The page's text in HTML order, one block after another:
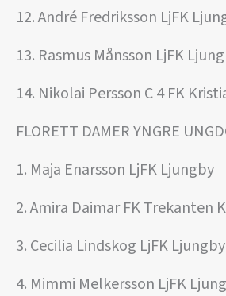
12. André Fredriksson LjFK
13. Rasmus Månsson LjFK
14. Nikolai Persson C 4 FK
FLORETT DAMER YNGRE
1. Maja Enarsson LjFK Ljungby
2. Amira Daimar FK Trekanten
3. Cecilia Lindskog LjFK Ljungby
4. Mimmi Melkersson LjFK